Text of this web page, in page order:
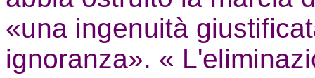
«una ingenuità
ignoranza». «